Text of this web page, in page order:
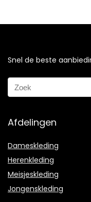
Snel de beste
Afdelingen
Dameskleding
Herenkleding
Meisjeskleding
Jongenskleding